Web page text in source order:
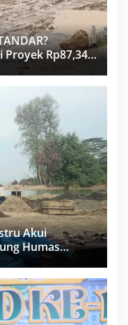
Rp87,34
Pengawas dan
Akui
Humas